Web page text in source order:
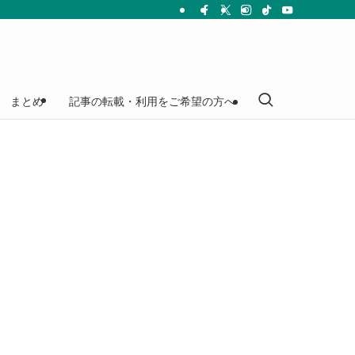
まとめ 記事の転載・利用をご希望の方へ